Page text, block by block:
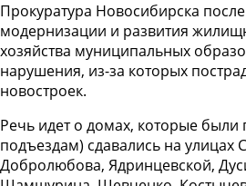
Прокуратура Новосибирска
модернизации и развития
хозяйства муниципальных
нарушения, из-за которых
новостроек.
Речь идет о домах, которые были
подъездам) сдавались на улицах
Добролюбова, Ядринцевской,